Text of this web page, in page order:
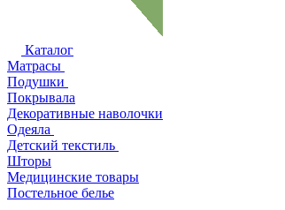
Каталог
Матрасы
Подушки
Покрывала
Декоративные наволочки
Одеяла
Детский текстиль
Шторы
Медицинские товары
Постельное белье